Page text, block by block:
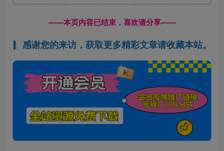
------本页内容已结束，喜欢请分享------
感谢您的来访，获取更多精彩文章请收藏本站。